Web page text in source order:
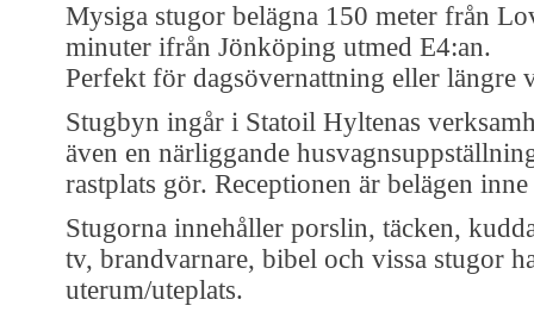
Mysiga stugor belägna 150 meter från
minuter ifrån Jönköping utmed E4:an.
Perfekt för dagsövernattning eller längre
Stugbyn ingår i Statoil Hyltenas
även en närliggande
rastplats gör. Receptionen är belägen
Stugorna innehåller porslin, täcken,
tv, brandvarnare, bibel och vissa stugor
uterum/uteplats.